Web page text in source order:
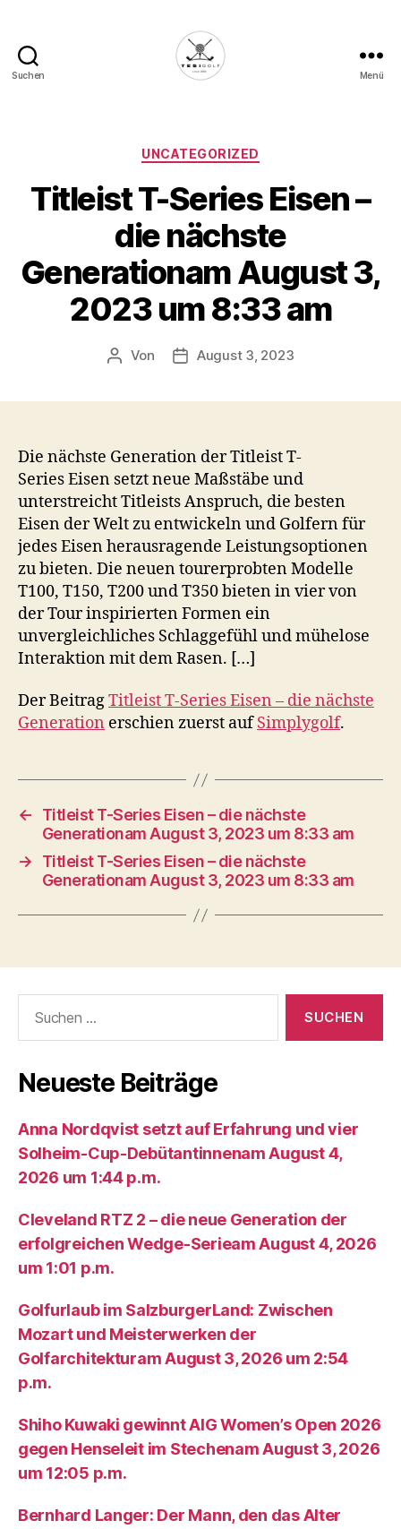
Suchen
Deine
Plattform
für
Golfbegeisterte!
Menü
Kategorien
UNCATEGORIZED
Titleist T-Series Eisen –
die nächste
Generationam August 3,
2023 um 8:33 am
Beitragsautor
Von Veröffentlichungsdatum
August 3, 2023
Die nächste Generation der Titleist T-
Series Eisen setzt neue Maßstäbe und
unterstreicht Titleists Anspruch, die besten
Eisen der Welt zu entwickeln und Golfern für
jedes Eisen herausragende Leistungsoptionen
zu bieten. Die neuen tourerprobten Modelle
T100, T150, T200 und T350 bieten in vier von
der Tour inspirierten Formen ein
unvergleichliches Schlaggefühl und mühelose
Interaktion mit dem Rasen. […]
Der BeitragTitleist T-Series Eisen – die nächste
Generation erschien zuerst aufSimplygolf.
←
Titleist T-Series Eisen – die nächste
Generationam August 3, 2023 um 8:33 am
→
Titleist T-Series Eisen – die nächste
Generationam August 3, 2023 um 8:33 am
nach:
Neueste Beiträge
Anna Nordqvist setzt auf Erfahrung und vier
Solheim-Cup-Debütantinnenam August 4,
2026 um 1:44 p.m.
Cleveland RTZ 2 – die neue Generation der
erfolgreichen Wedge-Serieam August 4, 2026
um 1:01 p.m.
Golfurlaub im SalzburgerLand: Zwischen
Mozart und Meisterwerken der
Golfarchitekturam August 3, 2026 um 2:54
p.m.
Shiho Kuwaki gewinnt AIG Women’s Open 2026
gegen Henseleit im Stechenam August 3, 2026
um 12:05 p.m.
Bernhard Langer: Der Mann, den das Alter